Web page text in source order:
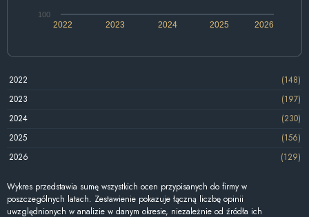
2022 2024 2026
2023 2025
100
2022
(148)
2023
(197)
2024
(230)
2025
(156)
2026
(129)
Wykres przedstawia sumę wszystkich ocen przypisanych do firmy w
poszczególnych latach. Zestawienie pokazuje łączną liczbę opinii
uwzględnionych w analizie w danym okresie, niezależnie od źródła ich